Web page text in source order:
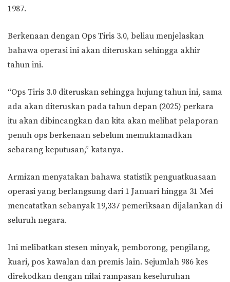
1987.
Berkenaan dengan Ops Tiris 3.0, beliau menjelaskan
bahawa operasi ini akan diteruskan sehingga akhir
tahun ini.
“Ops Tiris 3.0 diteruskan sehingga hujung tahun ini, sama
ada akan diteruskan pada tahun depan (2025) perkara
itu akan dibincangkan dan kita akan melihat pelaporan
penuh ops berkenaan sebelum memuktamadkan
sebarang keputusan,” katanya.
Armizan menyatakan bahawa statistik penguatkuasaan
operasi yang berlangsung dari 1 Januari hingga 31 Mei
mencatatkan sebanyak 19,337 pemeriksaan dijalankan di
seluruh negara.
Ini melibatkan stesen minyak, pemborong, pengilang,
kuari, pos kawalan dan premis lain. Sejumlah 986 kes
direkodkan dengan nilai rampasan keseluruhan